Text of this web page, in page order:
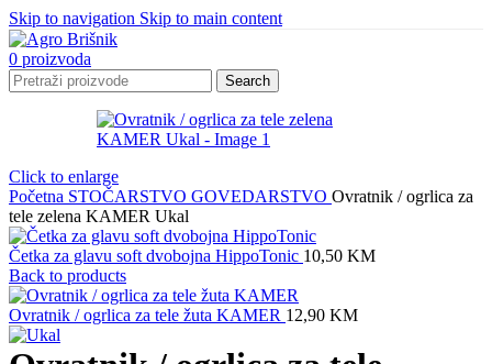
Skip to navigation Skip to main content
0 proizvoda
Search
Click to enlarge
Početna STOČARSTVO GOVEDARSTVO Ovratnik / ogrlica za
tele zelena KAMER Ukal
Četka za glavu soft dvobojna HippoTonic 10,50 KM
Back to products
Ovratnik / ogrlica za tele žuta KAMER 12,90 KM